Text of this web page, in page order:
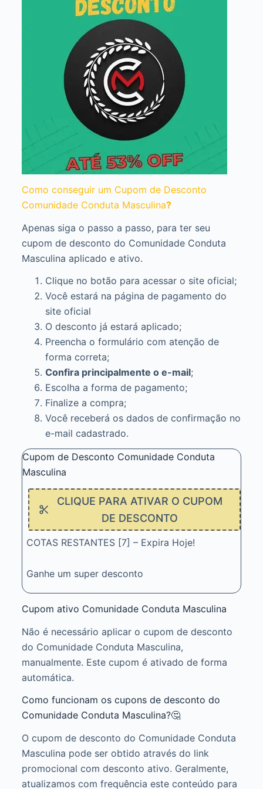
Como conseguir um Cupom de Desconto
Comunidade Conduta Masculina?
Apenas siga o passo a passo, para ter seu
cupom de desconto do Comunidade Conduta
Masculina aplicado e ativo.
Clique no botão para acessar o site oficial;
Você estará na página de pagamento do
site oficial
O desconto já estará aplicado;
Preencha o formulário com atenção de
forma correta;
Confira principalmente o e-mail;
Escolha a forma de pagamento;
Finalize a compra;
Você receberá os dados de confirmação no
e-mail cadastrado.
Cupom de Desconto Comunidade Conduta
Masculina
CLIQUE PARA ATIVAR O CUPOM
DE DESCONTO
COTAS RESTANTES [7] – Expira Hoje!
Ganhe um super desconto
Cupom ativo Comunidade Conduta Masculina
Não é necessário aplicar o cupom de desconto
do Comunidade Conduta Masculina,
manualmente. Este cupom é ativado de forma
automática.
Como funcionam os cupons de desconto do
Comunidade Conduta Masculina?🤔
O cupom de desconto do Comunidade Conduta
Masculina pode ser obtido através do link
promocional com desconto ativo. Geralmente,
atualizamos com frequência este conteúdo para